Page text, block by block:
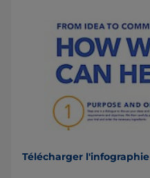
Télécharger l'infographie